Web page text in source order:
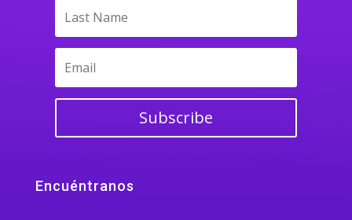
Subscribe
Encuéntranos